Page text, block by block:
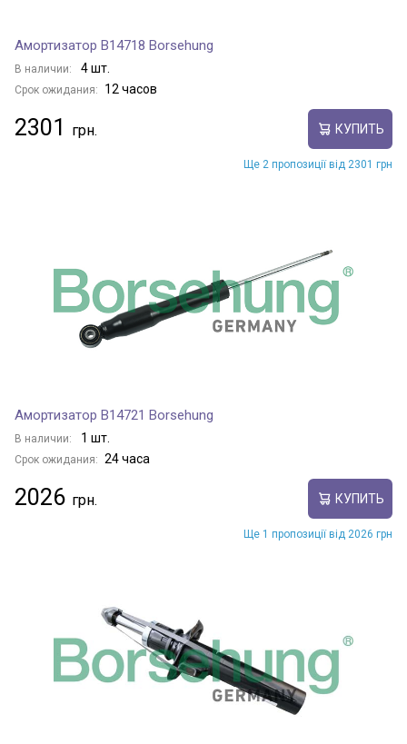
Амортизатор B14718 Borsehung
В наличии: 4 шт.
Срок ожидания: 12 часов
2301 КУПИТЬ
Ще 2 пропозиції від 2301 грн
Амортизатор B14721 Borsehung
В наличии: 1 шт.
Срок ожидания: 24 часа
2026 КУПИТЬ
Ще 1 пропозиції від 2026 грн